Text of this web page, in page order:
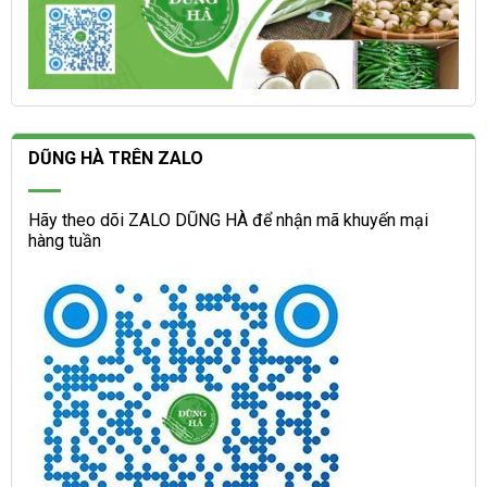
DŨNG HÀ TRÊN ZALO
Hãy theo dõi ZALO DŨNG HÀ để nhận mã khuyến mại
hàng tuần